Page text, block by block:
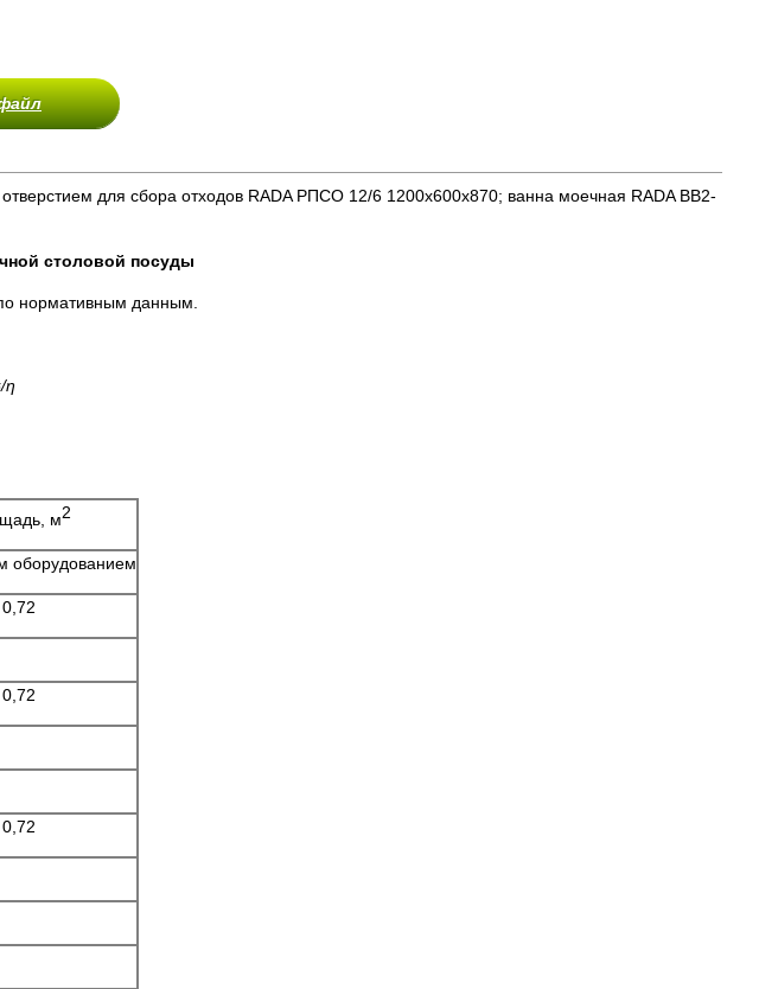
для сбора отходов RADA РПСО 12/6 1200x600x870; ванна моечная RADA ВВ2-
столовой посуды
нормативным данным.
ƞ
м2
оборудованием
0,72
0,72
0,72